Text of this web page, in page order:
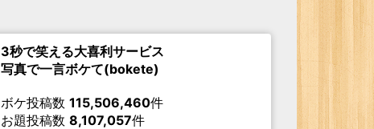
3秒で笑える大喜利サービス
写真で一言ボケて(bokete)
ボケ投稿数 115,506,460件
お題投稿数 8,107,057件